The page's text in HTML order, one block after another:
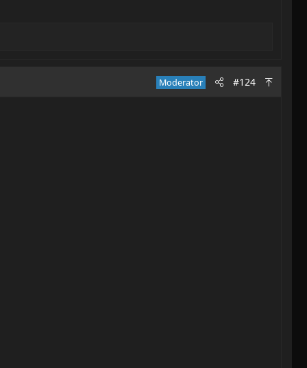
Moderator #124